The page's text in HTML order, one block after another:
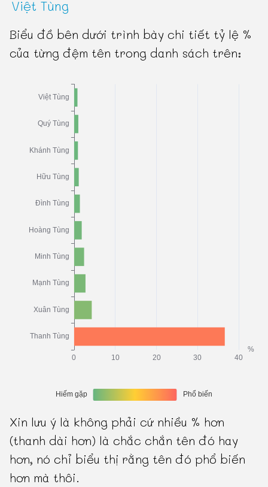
Việt Tùng
Biểu đồ bên dưới trình bày chi tiết tỷ lệ %
của từng đệm tên trong danh sách trên:
Xin lưu ý là không phải cứ nhiều % hơn
(thanh dài hơn) là chắc chắn tên đó hay
hơn, nó chỉ biểu thị rằng tên đó phổ biến
hơn mà thôi.